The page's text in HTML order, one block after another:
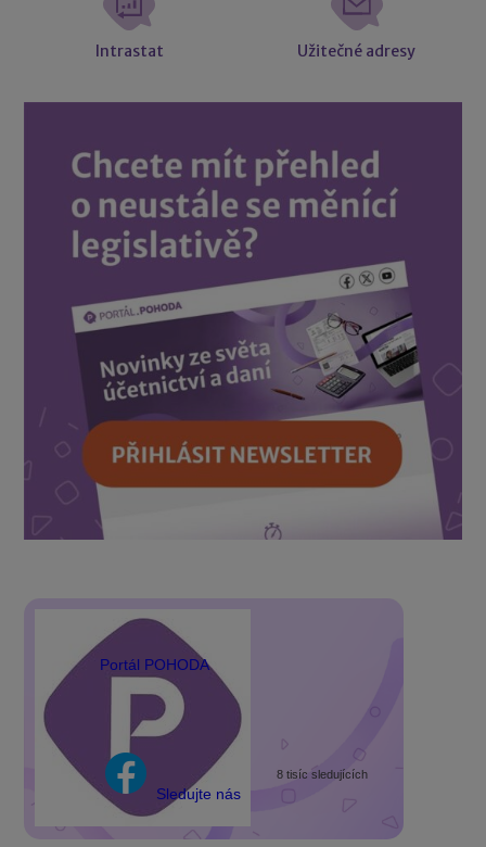
Intrastat Užitečné adresy
Portál POHODA
Sledujte nás
8 tisíc sledujících